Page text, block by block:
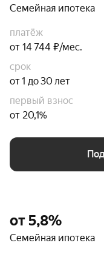
Семейная ипотека
платёж
от 14 744 ₽/мес.
срок
от 1 до 30 лет
первый взнос
от 20,1%
от 5,8%
Семейная ипотека